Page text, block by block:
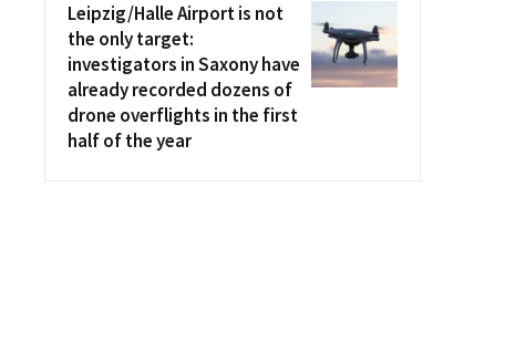
Leipzig/Halle Airport is not
the only target:
investigators in Saxony have
already recorded dozens of
drone overflights in the first
half of the year